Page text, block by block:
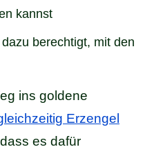
kannst
berechtigt, mit den
ins goldene
Erzengel
es dafür